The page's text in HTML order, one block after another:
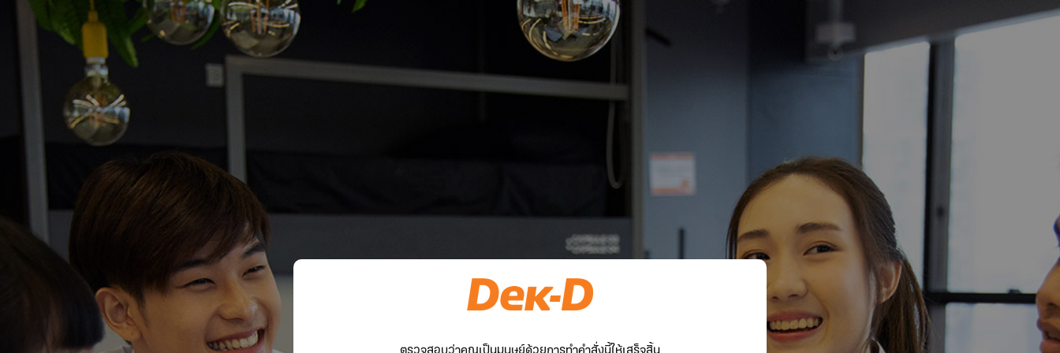
ตรวจสอบว่าคุณเป็นมนุษย์ด้วยการทำคำสั่งนี้ให้เสร็จสิ้น